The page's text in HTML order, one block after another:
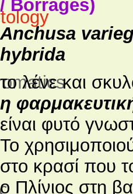
/ Borrages)
Anchusa
hybrida
το λένε και
η
είναι φυτό
Το
στο κρασί που
ο Πλίνιος στη